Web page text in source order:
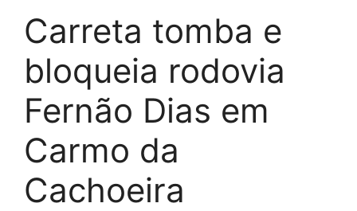
Carreta tomba e
bloqueia rodovia
Fernão Dias em
Carmo da
Cachoeira